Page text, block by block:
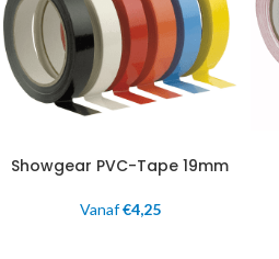
Showgear PVC-Tape 19mm
Vanaf€4,25